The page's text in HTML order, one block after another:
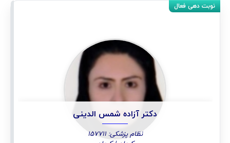
دکتر آزاده شمس الدینی
نظام پزشکی: 157711